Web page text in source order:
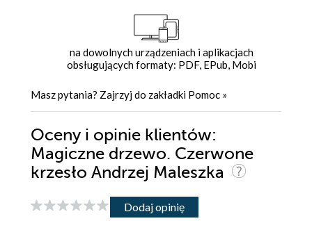
na dowolnych urządzeniach i aplikacjach
obsługujących formaty: PDF, EPub, Mobi
Masz pytania? Zajrzyj do zakładki Pomoc »
Oceny i opinie klientów:
Magiczne drzewo. Czerwone
krzesło Andrzej Maleszka
Dodaj opinię